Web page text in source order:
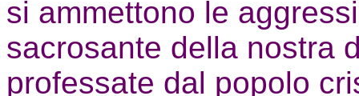
si ammettono le
sacrosante della nostra
professate dal popolo